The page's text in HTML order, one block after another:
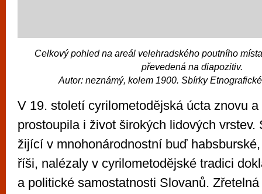
Celkový pohled na areál velehradského poutního
převedená na diapozitiv.
Autor: neznámý, kolem 1900. Sbírky
V 19. století cyrilometodějská úcta znovu a
prostoupila i život širokých lidových vrstev.
žijící v mnohonárodnostní buď
říši, nalézaly v cyrilometodějské tradici
a politické samostatnosti Slovanů.